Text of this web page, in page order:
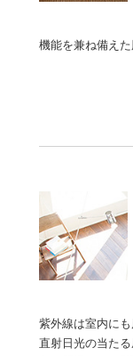
機能を兼ね備え
紫外線は室内にも
直射日光の当た